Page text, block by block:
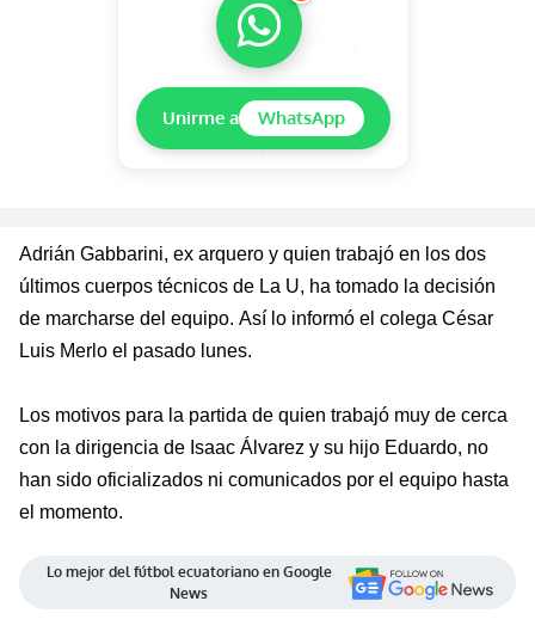
Unirme a WhatsApp
Adrián Gabbarini, ex arquero y quien trabajó en los dos
últimos cuerpos técnicos de La U, ha tomado la decisión
de marcharse del equipo. Así lo informó el colega César
Luis Merlo el pasado lunes.
Los motivos para la partida de quien trabajó muy de cerca
con la dirigencia de Isaac Álvarez y su hijo Eduardo, no
han sido oficializados ni comunicados por el equipo hasta
el momento.
Lo mejor del fútbol ecuatoriano en Google
News